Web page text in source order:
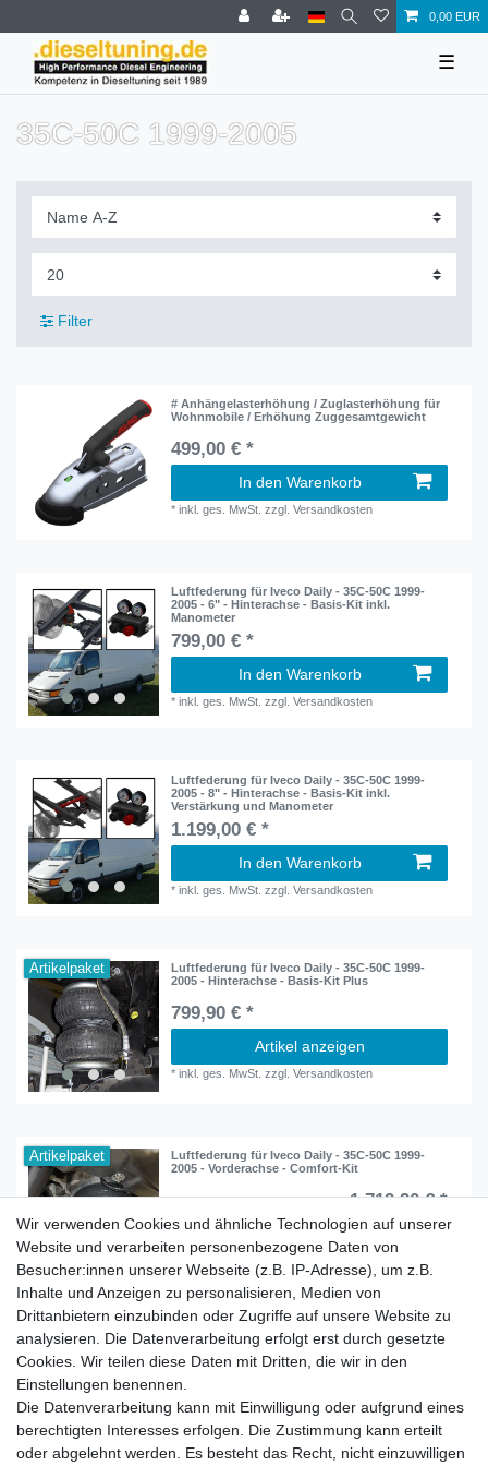
0,00 EUR
☰
35C-50C 1999-2005
Filter
# Anhängelasterhöhung / Zuglasterhöhung für
Wohnmobile / Erhöhung Zuggesamtgewicht
499,00 € *
In den Warenkorb
*inkl. ges. MwSt. zzgl.Versandkosten
Luftfederung für Iveco Daily - 35C-50C 1999-
2005 - 6" - Hinterachse - Basis-Kit inkl.
Manometer
799,00 € *
In den Warenkorb
*inkl. ges. MwSt. zzgl.Versandkosten
Luftfederung für Iveco Daily - 35C-50C 1999-
2005 - 8" - Hinterachse - Basis-Kit inkl.
Verstärkung und Manometer
1.199,00 € *
In den Warenkorb
*inkl. ges. MwSt. zzgl.Versandkosten
Artikelpaket
Luftfederung für Iveco Daily - 35C-50C 1999-
2005 - Hinterachse - Basis-Kit Plus
799,90 € *
Artikel anzeigen
*inkl. ges. MwSt. zzgl.Versandkosten
Artikelpaket
Luftfederung für Iveco Daily - 35C-50C 1999-
2005 - Vorderachse - Comfort-Kit
1.719,90 € *
Artikel anzeigen
*inkl. ges. MwSt.zzgl.Versandkosten
Zahlung und Versand
Impressum Daten­schutz­erklärung AGB
Wir verwenden Cookies und ähnliche Technologien auf unserer
Website und verarbeiten personenbezogene Daten von
Besucher:innen unserer Webseite (z.B. IP-Adresse), um z.B.
Inhalte und Anzeigen zu personalisieren, Medien von
Drittanbietern einzubinden oder Zugriffe auf unsere Website zu
analysieren. Die Datenverarbeitung erfolgt erst durch gesetzte
Cookies. Wir teilen diese Daten mit Dritten, die wir in den
Einstellungen benennen.
Die Datenverarbeitung kann mit Einwilligung oder aufgrund eines
berechtigten Interesses erfolgen. Die Zustimmung kann erteilt
oder abgelehnt werden. Es besteht das Recht, nicht einzuwilligen